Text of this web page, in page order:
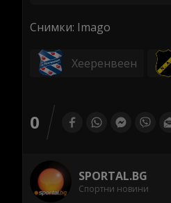
Снимки: Imago
Хееренвеен
0
SPORTAL.BG
Спортни новини